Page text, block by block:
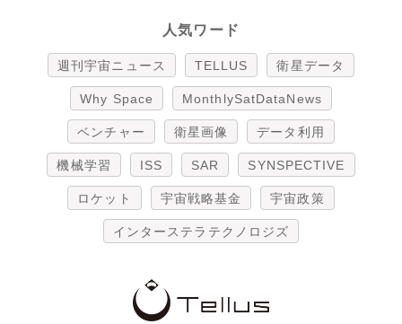
人気ワード
週刊宇宙ニュース TELLUS 衛星データ
Why Space MonthlySatDataNews
ベンチャー 衛星画像 データ利用
機械学習 ISS SAR SYNSPECTIVE
ロケット 宇宙戦略基金 宇宙政策
インターステラテクノロジズ